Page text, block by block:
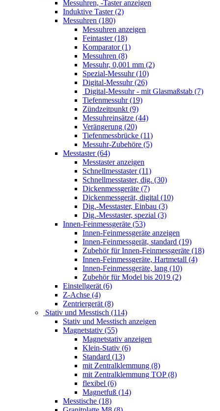
Messuhren, -Taster anzeigen
Induktive Taster (2)
Messuhren (180)
Messuhren anzeigen
Feintaster (18)
Komparator (1)
Messuhren (8)
Messuhr, 0,001 mm (2)
Spezial-Messuhr (10)
Digital-Messuhr (26)
Digital-Messuhr - mit Glasmaßstab (7)
Tiefenmessuhr (19)
Zündzeitpunkt (9)
Messuhreinsätze (44)
Verängerung (20)
Tiefenmessbrücke (11)
Messuhr-Zubehöre (5)
Messtaster (64)
Messtaster anzeigen
Schnellmesstaster (11)
Schnellmesstaster, dig. (30)
Dickenmessgeräte (7)
Dickenmessgerät, digital (10)
Dig.-Messtaster, Einbau (3)
Dig.-Messtaster, spezial (3)
Innen-Feinmessgeräte (53)
Innen-Feinmessgeräte anzeigen
Innen-Feinmessgerät, standard (19)
Zubehör für Innen-Feinmessgeräte (18)
Innen-Feinmessgeräte, Hartmetall (4)
Innen-Feinmessgeräte, lang (10)
Zubehör für Model bis 2019 (2)
Einstellgerät (6)
Z-Achse (4)
Zentriergerät (8)
Stativ und Messtisch (114)
Stativ und Messtisch anzeigen
Magnetstativ (55)
Magnetstativ anzeigen
Klein-Stativ (6)
Standard (13)
mit Zentralklemmung (8)
mit Zentralklemmung TOP (8)
flexibel (6)
Magnetfuß (14)
Messtische (18)